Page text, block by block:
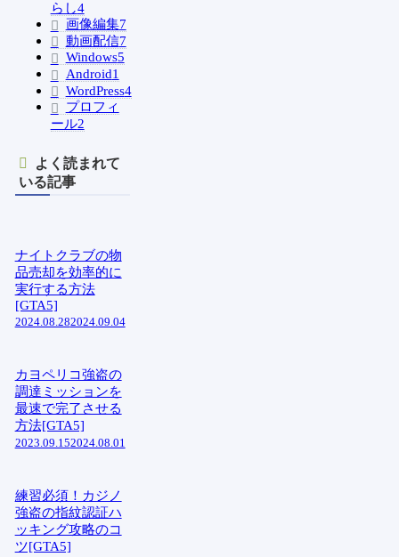
らし4
画像編集7
動画配信7
Windows5
Android1
WordPress4
プロフィ
ール2
よく読まれて
いる記事
ナイトクラブの物
品売却を効率的に
実行する方法
[GTA5]
2024.08.282024.09.04
カヨペリコ強盗の
調達ミッションを
最速で完了させる
方法[GTA5]
2023.09.152024.08.01
練習必須！カジノ
強盗の指紋認証ハ
ッキング攻略のコ
ツ[GTA5]